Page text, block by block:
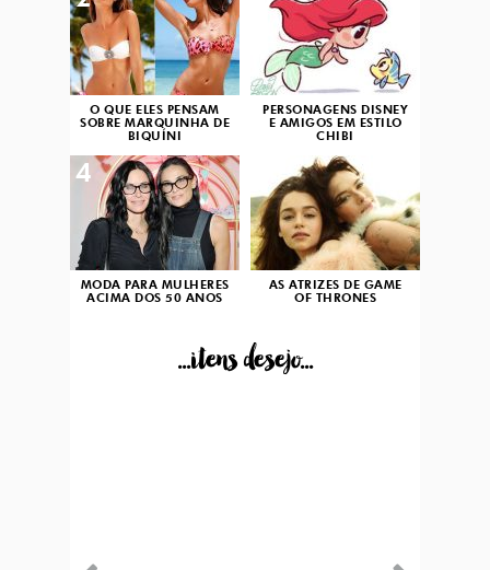
O QUE ELES PENSAM
SOBRE MARQUINHA DE
BIQUÍNI
PERSONAGENS DISNEY
E AMIGOS EM ESTILO
CHIBI
MODA PARA MULHERES
ACIMA DOS 50 ANOS
4
AS ATRIZES DE GAME
OF THRONES
...itens desejo...